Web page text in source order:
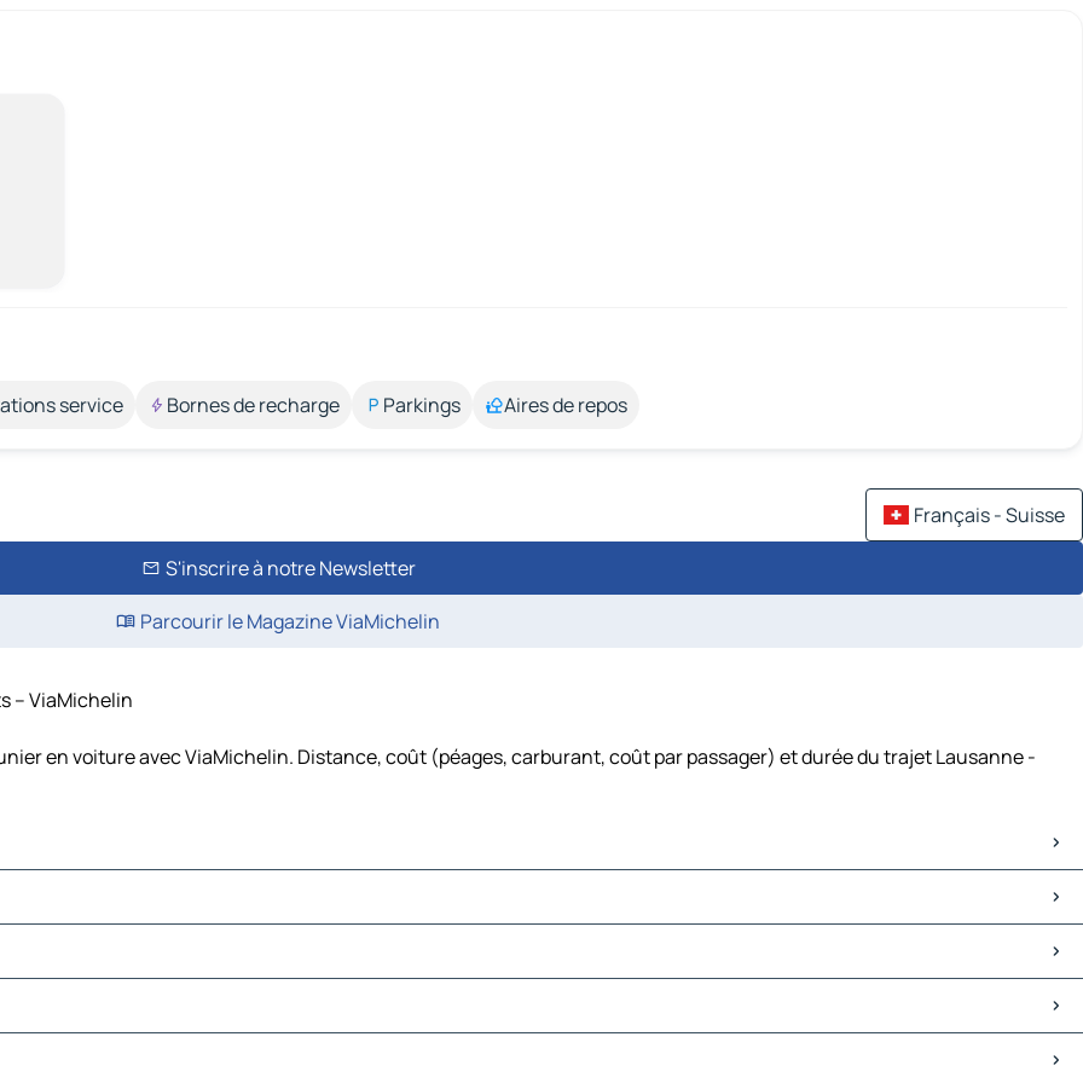
service Bornes de recharge Parkings Aires de repos
Français - Suisse
S'inscrire à notre Newsletter
Parcourir le Magazine ViaMichelin
– ViaMichelin
en voiture avec ViaMichelin. Distance, coût (péages, carburant, coût par passager) et durée du trajet Lausanne -